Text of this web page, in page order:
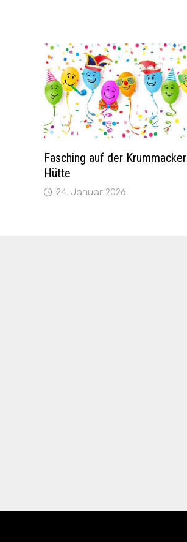
Fasching auf der Krummacker
Hütte
24. Januar 2026